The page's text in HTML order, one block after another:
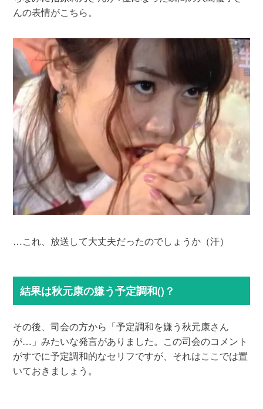
んの表情がこちら。
…これ、放送して大丈夫だったのでしょうか（汗）
結果は秋元康の嫌う予定調和()？
その後、司会の方から「予定調和を嫌う秋元康さん
が…」みたいな発言がありました。この司会のコメント
がすでに予定調和的なセリフですが、それはここでは置
いておきましょう。